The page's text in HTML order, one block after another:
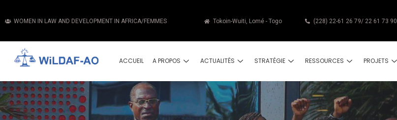
WOMEN IN LAW AND DEVELOPMENT IN AFRICA/FEMMES Tokoin-Wuiti, Lomé - Togo (228) 22-61 26 79/ 22 61 73 90
ACCUEIL A PROPOS ACTUALITÉS STRATÉGIE RESSOURCES PROJETS